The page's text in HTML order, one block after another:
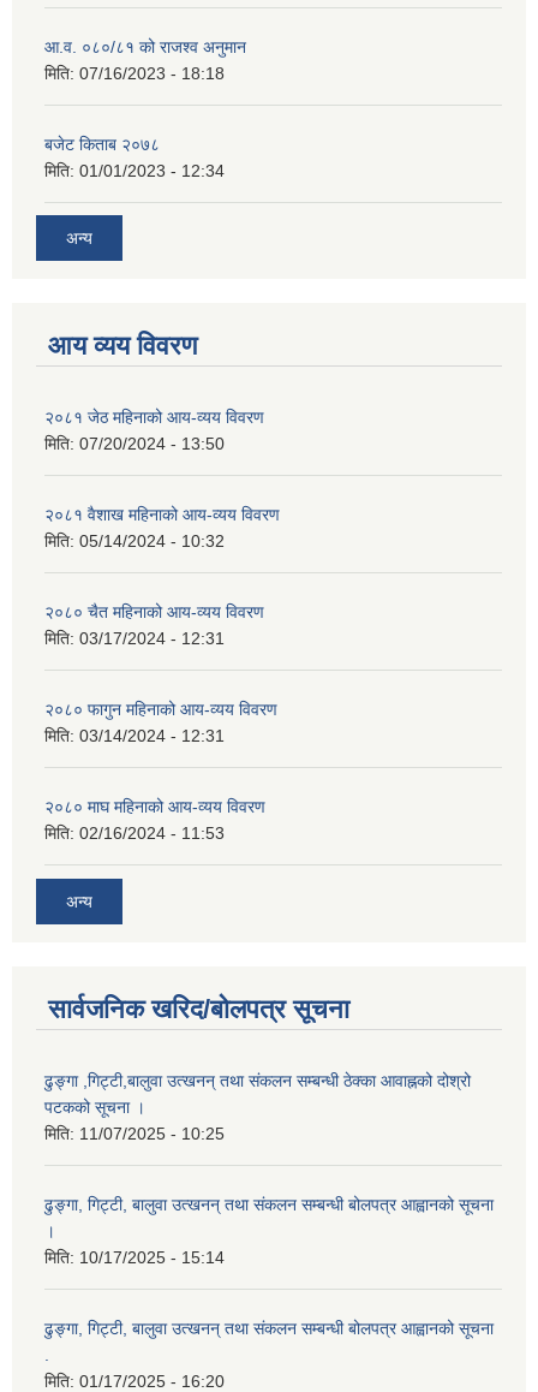
आ.व. ०८०/८१ को राजश्व अनुमान
मिति: 07/16/2023 - 18:18
बजेट किताब २०७८
मिति: 01/01/2023 - 12:34
अन्य
आय व्यय विवरण
२०८१ जेठ महिनाको आय-व्यय विवरण
मिति: 07/20/2024 - 13:50
२०८१ वैशाख महिनाको आय-व्यय विवरण
मिति: 05/14/2024 - 10:32
२०८० चैत महिनाको आय-व्यय विवरण
मिति: 03/17/2024 - 12:31
२०८० फागुन महिनाको आय-व्यय विवरण
मिति: 03/14/2024 - 12:31
२०८० माघ महिनाको आय-व्यय विवरण
मिति: 02/16/2024 - 11:53
अन्य
सार्वजनिक खरिद/बोलपत्र सूचना
ढुङ्गा ,गिट्टी,बालुवा उत्खनन् तथा संकलन सम्बन्धी ठेक्का आवाह्नको दोश्रो
पटकको सूचना ।
मिति: 11/07/2025 - 10:25
ढुङ्गा, गिट्टी, बालुवा उत्खनन् तथा संकलन सम्बन्धी बोलपत्र आह्वानको सूचना
।
मिति: 10/17/2025 - 15:14
ढुङ्गा, गिट्टी, बालुवा उत्खनन् तथा संकलन सम्बन्धी बोलपत्र आह्वानको सूचना
मिति: 01/17/2025 - 16:20